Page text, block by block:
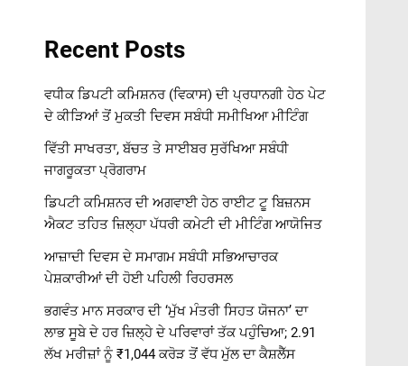
Recent Posts
ਵਧੀਕ ਡਿਪਟੀ ਕਮਿਸ਼ਨਰ (ਵਿਕਾਸ) ਦੀ ਪ੍ਰਧਾਨਗੀ ਹੇਠ ਪੇਟ
ਦੇ ਕੀੜਿਆਂ ਤੋਂ ਮੁਕਤੀ ਦਿਵਸ ਸਬੰਧੀ ਸਮੀਖਿਆ ਮੀਟਿੰਗ
ਵਿੱਤੀ ਸਾਖਰਤਾ, ਬੱਚਤ ਤੇ ਸਾਈਬਰ ਸੁਰੱਖਿਆ ਸਬੰਧੀ
ਜਾਗਰੂਕਤਾ ਪ੍ਰੋਗਰਾਮ
ਡਿਪਟੀ ਕਮਿਸ਼ਨਰ ਦੀ ਅਗਵਾਈ ਹੇਠ ਰਾਈਟ ਟੂ ਬਿਜ਼ਨਸ
ਐਕਟ ਤਹਿਤ ਜ਼ਿਲ੍ਹਾ ਪੱਧਰੀ ਕਮੇਟੀ ਦੀ ਮੀਟਿੰਗ ਆਯੋਜਿਤ
ਆਜ਼ਾਦੀ ਦਿਵਸ ਦੇ ਸਮਾਗਮ ਸਬੰਧੀ ਸਭਿਆਚਾਰਕ
ਪੇਸ਼ਕਾਰੀਆਂ ਦੀ ਹੋਈ ਪਹਿਲੀ ਰਿਹਰਸਲ
ਭਗਵੰਤ ਮਾਨ ਸਰਕਾਰ ਦੀ ‘ਮੁੱਖ ਮੰਤਰੀ ਸਿਹਤ ਯੋਜਨਾ’ ਦਾ
ਲਾਭ ਸੂਬੇ ਦੇ ਹਰ ਜ਼ਿਲ੍ਹੇ ਦੇ ਪਰਿਵਾਰਾਂ ਤੱਕ ਪਹੁੰਚਿਆ; 2.91
ਲੱਖ ਮਰੀਜ਼ਾਂ ਨੂੰ ₹1,044 ਕਰੋੜ ਤੋਂ ਵੱਧ ਮੁੱਲ ਦਾ ਕੈਸ਼ਲੈੱਸ